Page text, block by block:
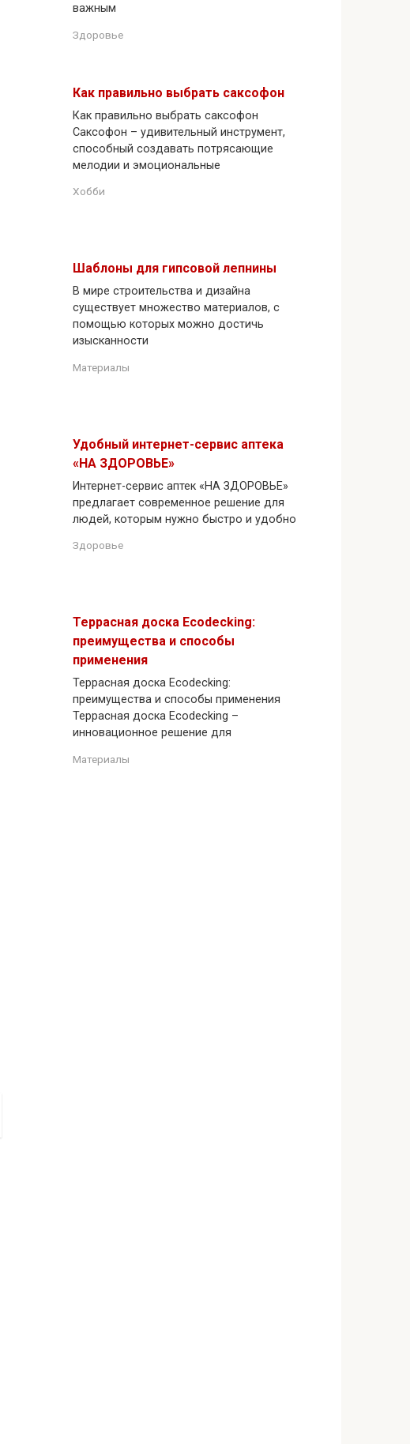
важным
Здоровье
Как правильно выбрать саксофон
Как правильно выбрать саксофон
Саксофон – удивительный инструмент,
способный создавать потрясающие
мелодии и эмоциональные
Хобби
Шаблоны для гипсовой лепнины
В мире строительства и дизайна
существует множество материалов, с
помощью которых можно достичь
изысканности
Материалы
Удобный интернет-сервис аптека
«НА ЗДОРОВЬЕ»
Интернет-сервис аптек «НА ЗДОРОВЬЕ»
предлагает современное решение для
людей, которым нужно быстро и удобно
Здоровье
Террасная доска Ecodecking:
преимущества и способы
применения
Террасная доска Ecodecking:
преимущества и способы применения
Террасная доска Ecodecking –
инновационное решение для
Материалы